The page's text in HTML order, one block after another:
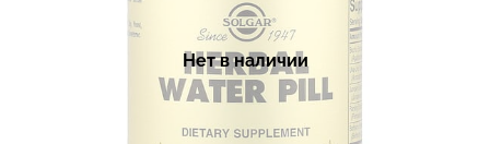
Нет в наличии